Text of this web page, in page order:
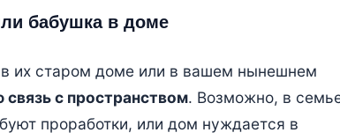
бабушка в доме
их старом доме или в вашем нынешнем
связь с пространством. Возможно, в
проработки, или дом нуждается в